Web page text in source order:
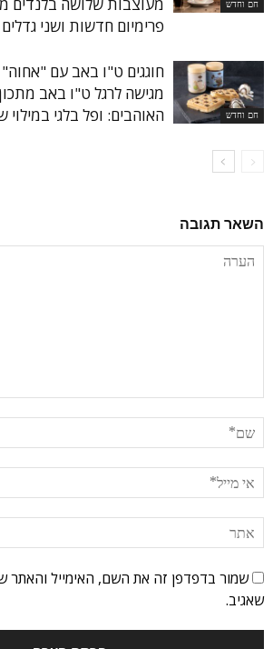
חם וחדש
פרימיום חדשות ושני
חם וחדש
חוגגים ט"ו באב עם
מגישה לרגל ט"ו באב מתכון
האוהבים: ופל בלגי במילוי
השאר תגובה
שמור בדפדפן זה את השם, האימייל והאתר
שאגיב.